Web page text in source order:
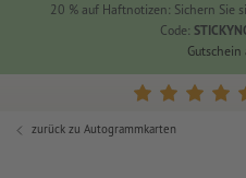
20 % auf Haftnotizen: Sichern Sie
Code:
zurück zu Autogrammkarten